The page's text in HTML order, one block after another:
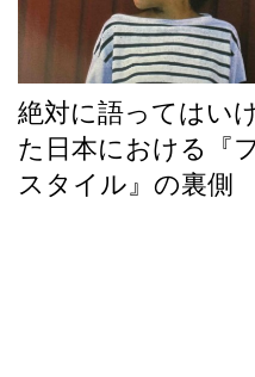
絶対に語ってはい
た日本における『
スタイル』の裏側